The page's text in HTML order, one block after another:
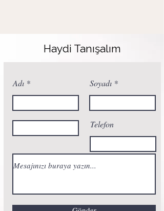
Haydi Tanışalım
Adı Soyadı
Telefon